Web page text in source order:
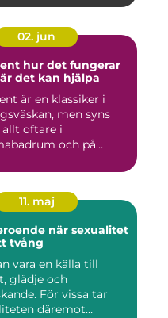
02. jun
fungerar
det kan hjälpa
är en klassiker i
men syns
allt oftare i
och på
11. maj
när sexualitet
tvång
vara en källa till
glädje och
För vissa tar
däremot